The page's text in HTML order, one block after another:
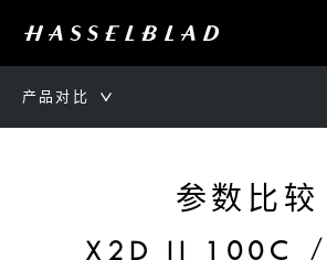
产品对比
参数比较
X2D II 100C /